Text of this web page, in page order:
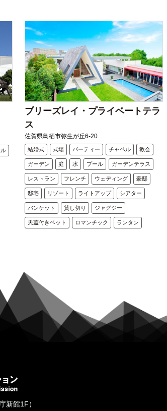
ル
ブリーズレイ・プライベートテラ
ス
佐賀県鳥栖市弥生が丘6-20
結婚式 式場 パーティー チャペル 教会
ガーデン 庭 水 プール ガーデンテラス
レストラン フレンチ ウェディング 豪邸
邸宅 リゾート ライトアップ シアター
バンケット 貸し切り ジャグジー
天蓋付きベット ロマンチック ランタン
新館1F）